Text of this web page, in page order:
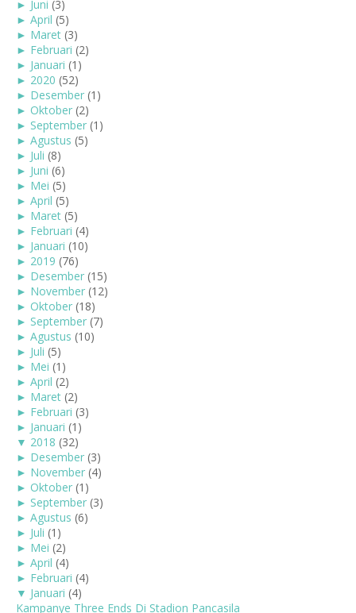
► Juni (3)
► April (5)
► Maret (3)
► Februari (2)
► Januari (1)
► 2020 (52)
► Desember (1)
► Oktober (2)
► September (1)
► Agustus (5)
► Juli (8)
► Juni (6)
► Mei (5)
► April (5)
► Maret (5)
► Februari (4)
► Januari (10)
► 2019 (76)
► Desember (15)
► November (12)
► Oktober (18)
► September (7)
► Agustus (10)
► Juli (5)
► Mei (1)
► April (2)
► Maret (2)
► Februari (3)
► Januari (1)
▼ 2018 (32)
► Desember (3)
► November (4)
► Oktober (1)
► September (3)
► Agustus (6)
► Juli (1)
► Mei (2)
► April (4)
► Februari (4)
▼ Januari (4)
Kampanye Three Ends Di Stadion Pancasila